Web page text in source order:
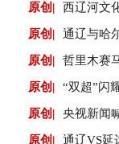
原创| 西辽河文
原创| 通辽与哈
原创| 哲里木赛
原创| “双超”闪
原创| 央视新闻
原创| 通辽VS延